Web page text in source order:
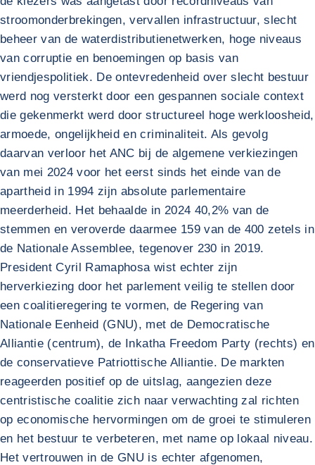
stroomonderbrekingen, vervallen infrastructuur, slecht
beheer van de waterdistributienetwerken, hoge niveaus
van corruptie en benoemingen op basis van
vriendjespolitiek. De ontevredenheid over slecht bestuur
werd nog versterkt door een gespannen sociale context
die gekenmerkt werd door structureel hoge werkloosheid,
armoede, ongelijkheid en criminaliteit. Als gevolg
daarvan verloor het ANC bij de algemene verkiezingen
van mei 2024 voor het eerst sinds het einde van de
apartheid in 1994 zijn absolute parlementaire
meerderheid. Het behaalde in 2024 40,2% van de
stemmen en veroverde daarmee 159 van de 400 zetels in
de Nationale Assemblee, tegenover 230 in 2019.
President Cyril Ramaphosa wist echter zijn
herverkiezing door het parlement veilig te stellen door
een coalitieregering te vormen, de Regering van
Nationale Eenheid (GNU), met de Democratische
Alliantie (centrum), de Inkatha Freedom Party (rechts) en
de conservatieve Patriottische Alliantie. De markten
reageerden positief op de uitslag, aangezien deze
centristische coalitie zich naar verwachting zal richten
op economische hervormingen om de groei te stimuleren
en het bestuur te verbeteren, met name op lokaal niveau.
Het vertrouwen in de GNU is echter afgenomen,